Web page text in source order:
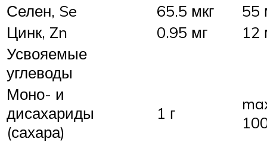
Селен, Se
65.5 мкг
55
Цинк, Zn
0.95 мг
12
Усвояемые
углеводы
Моно- и
дисахариды
(сахара)
1 г